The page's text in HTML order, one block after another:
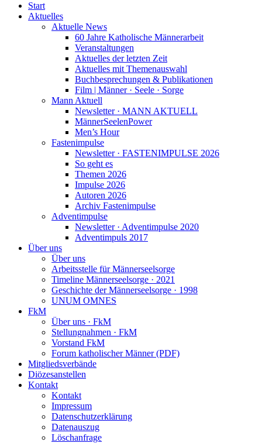
Start
Aktuelles
Aktuelle News
60 Jahre Katholische Männerarbeit
Veranstaltungen
Aktuelles der letzten Zeit
Aktuelles mit Themenauswahl
Buchbesprechungen & Publikationen
Film | Männer · Seele · Sorge
Mann Aktuell
Newsletter · MANN AKTUELL
MännerSeelenPower
Men’s Hour
Fastenimpulse
Newsletter · FASTENIMPULSE 2026
So geht es
Themen 2026
Impulse 2026
Autoren 2026
Archiv Fastenimpulse
Adventimpulse
Newsletter · Adventimpulse 2020
Adventimpuls 2017
Über uns
Über uns
Arbeitsstelle für Männerseelsorge
Timeline Männerseelsorge · 2021
Geschichte der Männerseelsorge · 1998
UNUM OMNES
FkM
Über uns · FkM
Stellungnahmen · FkM
Vorstand FkM
Forum katholischer Männer (PDF)
Mitgliedsverbände
Diözesanstellen
Kontakt
Kontakt
Impressum
Datenschutzerklärung
Datenauszug
Löschanfrage